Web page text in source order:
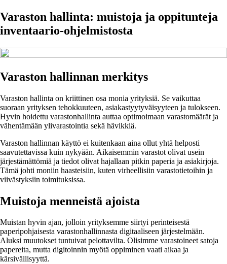
Varaston hallinta: muistoja ja oppitunteja
inventaario-ohjelmistosta
Varaston hallinnan merkitys
Varaston hallinta on kriittinen osa monia yrityksiä. Se vaikuttaa
suoraan yrityksen tehokkuuteen, asiakastyytyväisyyteen ja tulokseen.
Hyvin hoidettu varastonhallinta auttaa optimoimaan varastomäärät ja
vähentämään ylivarastointia sekä hävikkiä.
Varaston hallinnan käyttö ei kuitenkaan aina ollut yhtä helposti
saavutettavissa kuin nykyään. Aikaisemmin varastot olivat usein
järjestämättömiä ja tiedot olivat hajallaan pitkin paperia ja asiakirjoja.
Tämä johti moniin haasteisiin, kuten virheellisiin varastotietoihin ja
viivästyksiin toimituksissa.
Muistoja menneistä ajoista
Muistan hyvin ajan, jolloin yrityksemme siirtyi perinteisestä
paperipohjaisesta varastonhallinnasta digitaaliseen järjestelmään.
Aluksi muutokset tuntuivat pelottavilta. Olisimme varastoineet satoja
papereita, mutta digitoinnin myötä oppiminen vaati aikaa ja
kärsivällisyyttä.